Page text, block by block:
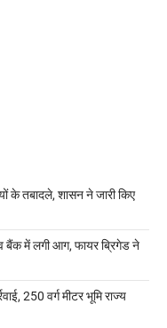
के तबादले, शासन ने जारी किए
बैंक में लगी आग, फायर ब्रिगेड ने
250 वर्ग मीटर भूमि राज्य